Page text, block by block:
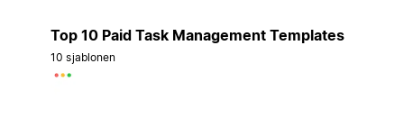
Top 10 Paid Task Management Templates
10 sjablonen